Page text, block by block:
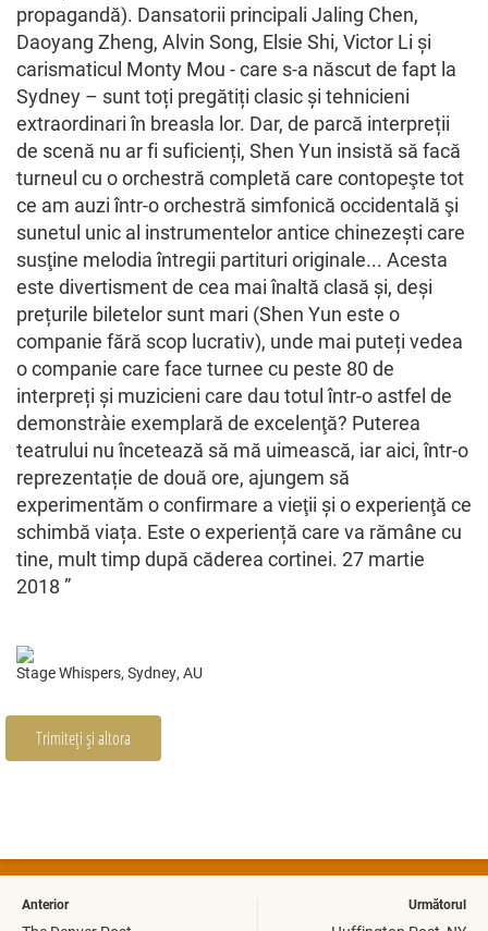
propagandă). Dansatorii principali Jaling Chen,
Daoyang Zheng, Alvin Song, Elsie Shi, Victor Li și
carismaticul Monty Mou - care s-a născut de fapt la
Sydney – sunt toți pregătiți clasic și tehnicieni
extraordinari în breasla lor. Dar, de parcă interpreții
de scenă nu ar fi suficienți, Shen Yun insistă să facă
turneul cu o orchestră completă care contopeşte tot
ce am auzi într-o orchestră simfonică occidentală şi
sunetul unic al instrumentelor antice chinezești care
susţine melodia întregii partituri originale... Acesta
este divertisment de cea mai înaltă clasă și, deși
prețurile biletelor sunt mari (Shen Yun este o
companie fără scop lucrativ), unde mai puteți vedea
o companie care face turnee cu peste 80 de
interpreți și muzicieni care dau totul într-o astfel de
demonstraţie exemplară de excelenţă? Puterea
teatrului nu încetează să mă uimească, iar aici, într-o
reprezentație de două ore, ajungem să
experimentăm o confirmare a vieţii și o experienţă ce
schimbă viața. Este o experiență care va rămâne cu
tine, mult timp după căderea cortinei. 27 martie
2018 ”
Stage Whispers, Sydney, AU
Trimiteți și altora
Anterior Următorul